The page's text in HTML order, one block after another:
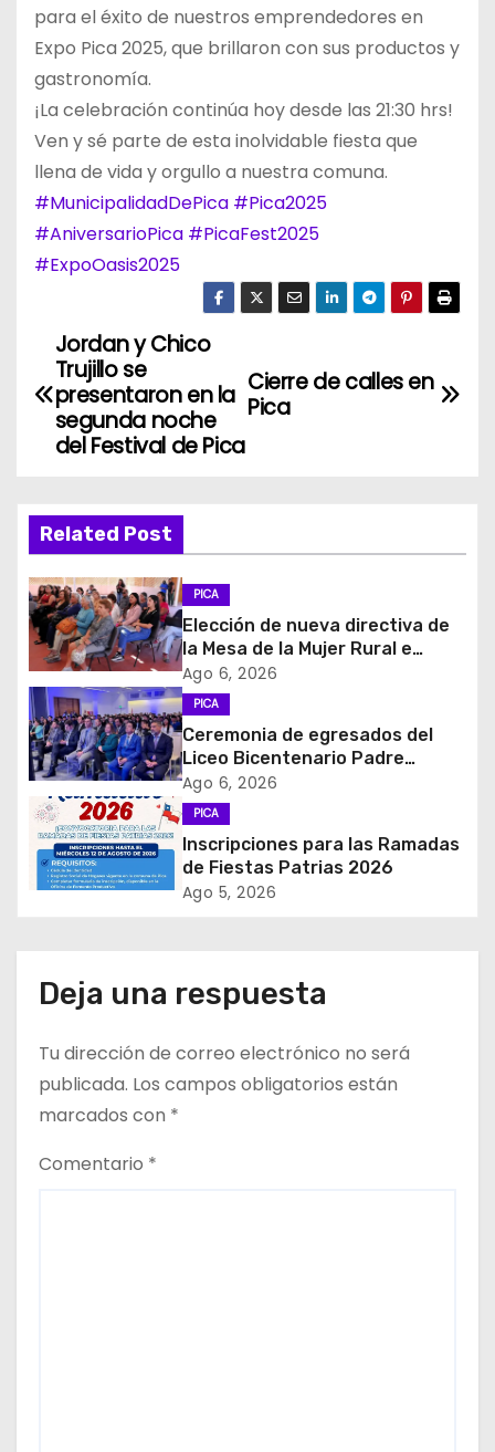
para el éxito de nuestros emprendedores en
Expo Pica 2025, que brillaron con sus productos y
gastronomía.
¡La celebración continúa hoy desde las 21:30 hrs!
Ven y sé parte de esta inolvidable fiesta que
llena de vida y orgullo a nuestra comuna.
#MunicipalidadDePica #Pica2025
#AniversarioPica #PicaFest2025
#ExpoOasis2025
N
a
g
a
c
i
ó
n
d
e
t
r
a
Cierre de calles en
Pica
Jordan y Chico
Trujillo se
presentaron en la
segunda noche
del Festival de Pica
Related Post
PICA
Elección de nueva directiva de
la Mesa de la Mujer Rural e
Indigena
Ago 6, 2026
PICA
Ceremonia de egresados del
Liceo Bicentenario Padre
Alberto Hurtado a la industria
minera
Ago 6, 2026
PICA
Inscripciones para las Ramadas
de Fiestas Patrias 2026
Ago 5, 2026
Deja una respuesta
Tu dirección de correo electrónico no será
publicada. Los campos obligatorios están
marcados con *
Comentario *